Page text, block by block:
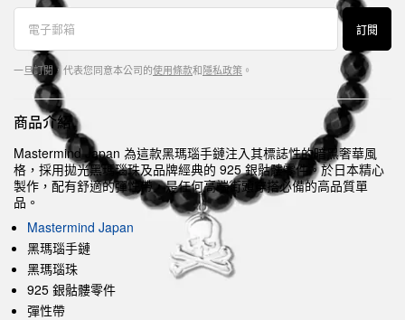
訂閱
一旦訂閱，代表您同意本公司的使用條款和隱私政策 。
商品介紹
Mastermind Japan 為這款黑瑪瑙手鏈注入其標誌性的暗黑奢華風
格，採用拋光黑瑪瑙珠及品牌經典的 925 銀骷髏零件。於日本精心
製作，配有舒適的彈性帶，是任何高端街頭穿搭必備的高品質單
品。
Mastermind Japan
黑瑪瑙手鏈
黑瑪瑙珠
925 銀骷髏零件
彈性帶